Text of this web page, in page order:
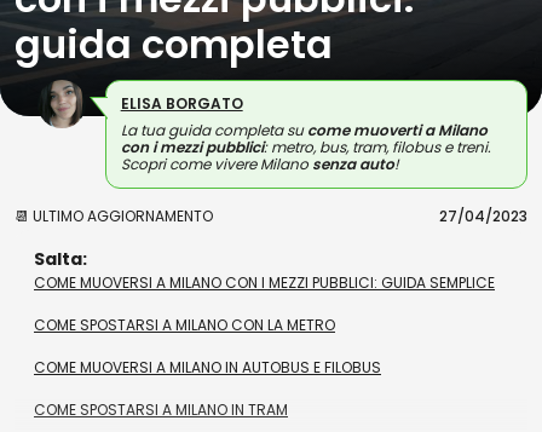
guida completa
ELISA BORGATO
La tua guida completa sucome muoverti a Milano
con i mezzi pubblici: metro, bus, tram, filobus e treni.
Scopri come vivere Milano senza auto!
📆 ULTIMO AGGIORNAMENTO 27/04/2023
Salta:
COME MUOVERSI A MILANO CON I MEZZI PUBBLICI: GUIDA SEMPLICE
COME SPOSTARSI A MILANO CON LA METRO
COME MUOVERSI A MILANO IN AUTOBUS E FILOBUS
COME SPOSTARSI A MILANO IN TRAM